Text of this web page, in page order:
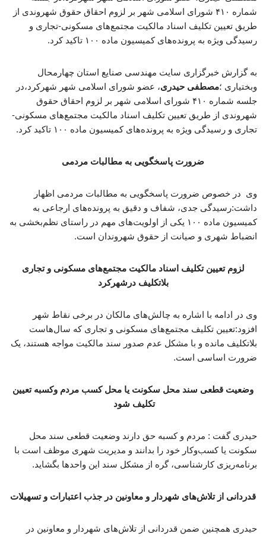
شماره ۴۱۰ شورای اسلامی شهر بر لزوم احقاق حقوق شهروندی از
طریق تعیین تکلیف اسناد مالکیت مجتمع‌های مسکونی-تجاری و
رسیدگی ویژه به پرونده‌های کمیسیون ماده ۱۰۰ تاکید کرد.
به گزارش خبرگزاری سایت مهندسی صنایع استان چهارمحال
وبختیاری ؛مصطفی حیدری، عضو شورای اسلامی شهر شهرکرد،در
جلسه شماره ۴۱۰ شورای اسلامی شهر بر لزوم احقاق حقوق
شهروندی از طریق تعیین تکلیف اسناد مالکیت مجتمع‌های مسکونی-
تجاری و رسیدگی ویژه به پرونده‌های کمیسیون ماده ۱۰۰ تاکید کرد.
ضرورت پاسخگویی به مطالبات مردمی
‌وی در خصوص ضرورت پاسخگویی به مطالبات مردمی اظهار
داشت:رسیدگی جدی، شفاف و دقیق به پرونده‌های ارجاعی به
کمیسیون ماده ۱۰۰ یکی از اولویت‌های مهم در راستای نظم‌بخشی به
انضباط شهری و صیانت از حقوق شهروندان است.
لزوم تعیین تکلیف اسناد مالکیت مجتمع‌های مسکونی و تجاری
بلاتکلیف درشهرکرد
وی در ادامه با اشاره به چالش‌های مالکان در برخی نقاط شهر
افزود:تعیین تکلیف مجتمع‌های مسکونی و تجاری که سال‌هاست
بلاتکلیف مانده و با مشکل عدم صدور سند مالکیت مواجه هستند، یک
ضرورت اساسی است.
وضعیت قطعی سند محل سکونت یا محل کسب مردم وکسبه تعیین
تکلیف شود
حیدری گفت : مردم و کسبه حق دارند وضعیت قطعی سند محل
سکونت یا کسب‌وکار خود را بدانند و مدیریت شهری موظف است با
برنامه‌ریزی کارشناسی، گره از مشکل سند این واحدها بگشاید.
قدردانی از تلاش‌های شهردار و معاونین در جذب اعتبارات و تسهیلات
حیدری همچنین ضمن قدردانی از تلاش‌های شهردار و معاونین در